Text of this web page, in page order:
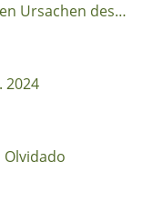
Ursachen des
2024